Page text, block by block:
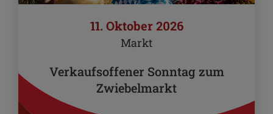
11. Oktober 2026
Markt
Verkaufsoffener Sonntag zum
Zwiebelmarkt